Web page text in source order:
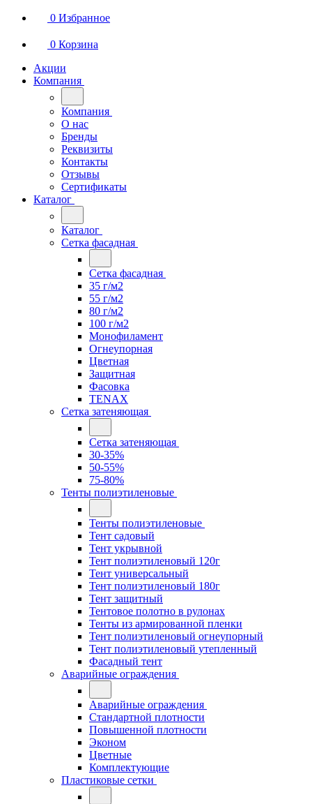
0 Избранное
0 Корзина
Акции
Компания
Компания
О нас
Бренды
Реквизиты
Контакты
Отзывы
Сертификаты
Каталог
Каталог
Сетка фасадная
Сетка фасадная
35 г/м2
55 г/м2
80 г/м2
100 г/м2
Монофиламент
Огнеупорная
Цветная
Защитная
Фасовка
TENAX
Сетка затеняющая
Сетка затеняющая
30-35%
50-55%
75-80%
Тенты полиэтиленовые
Тенты полиэтиленовые
Тент садовый
Тент укрывной
Тент полиэтиленовый 120г
Тент универсальный
Тент полиэтиленовый 180г
Тент защитный
Тентовое полотно в рулонах
Тенты из армированной пленки
Тент полиэтиленовый огнеупорный
Тент полиэтиленовый утепленный
Фасадный тент
Аварийные ограждения
Аварийные ограждения
Стандартной плотности
Повышенной плотности
Эконом
Цветные
Комплектующие
Пластиковые сетки